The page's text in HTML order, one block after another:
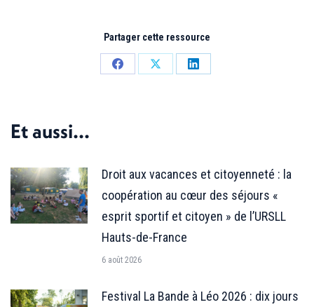
Partager cette ressource
PartagerPartagerPartager
Et aussi...
Droit aux vacances et citoyenneté : la
coopération au cœur des séjours «
esprit sportif et citoyen » de l’URSLL
Hauts-de-France
6 août 2026
Festival La Bande à Léo 2026 : dix jours